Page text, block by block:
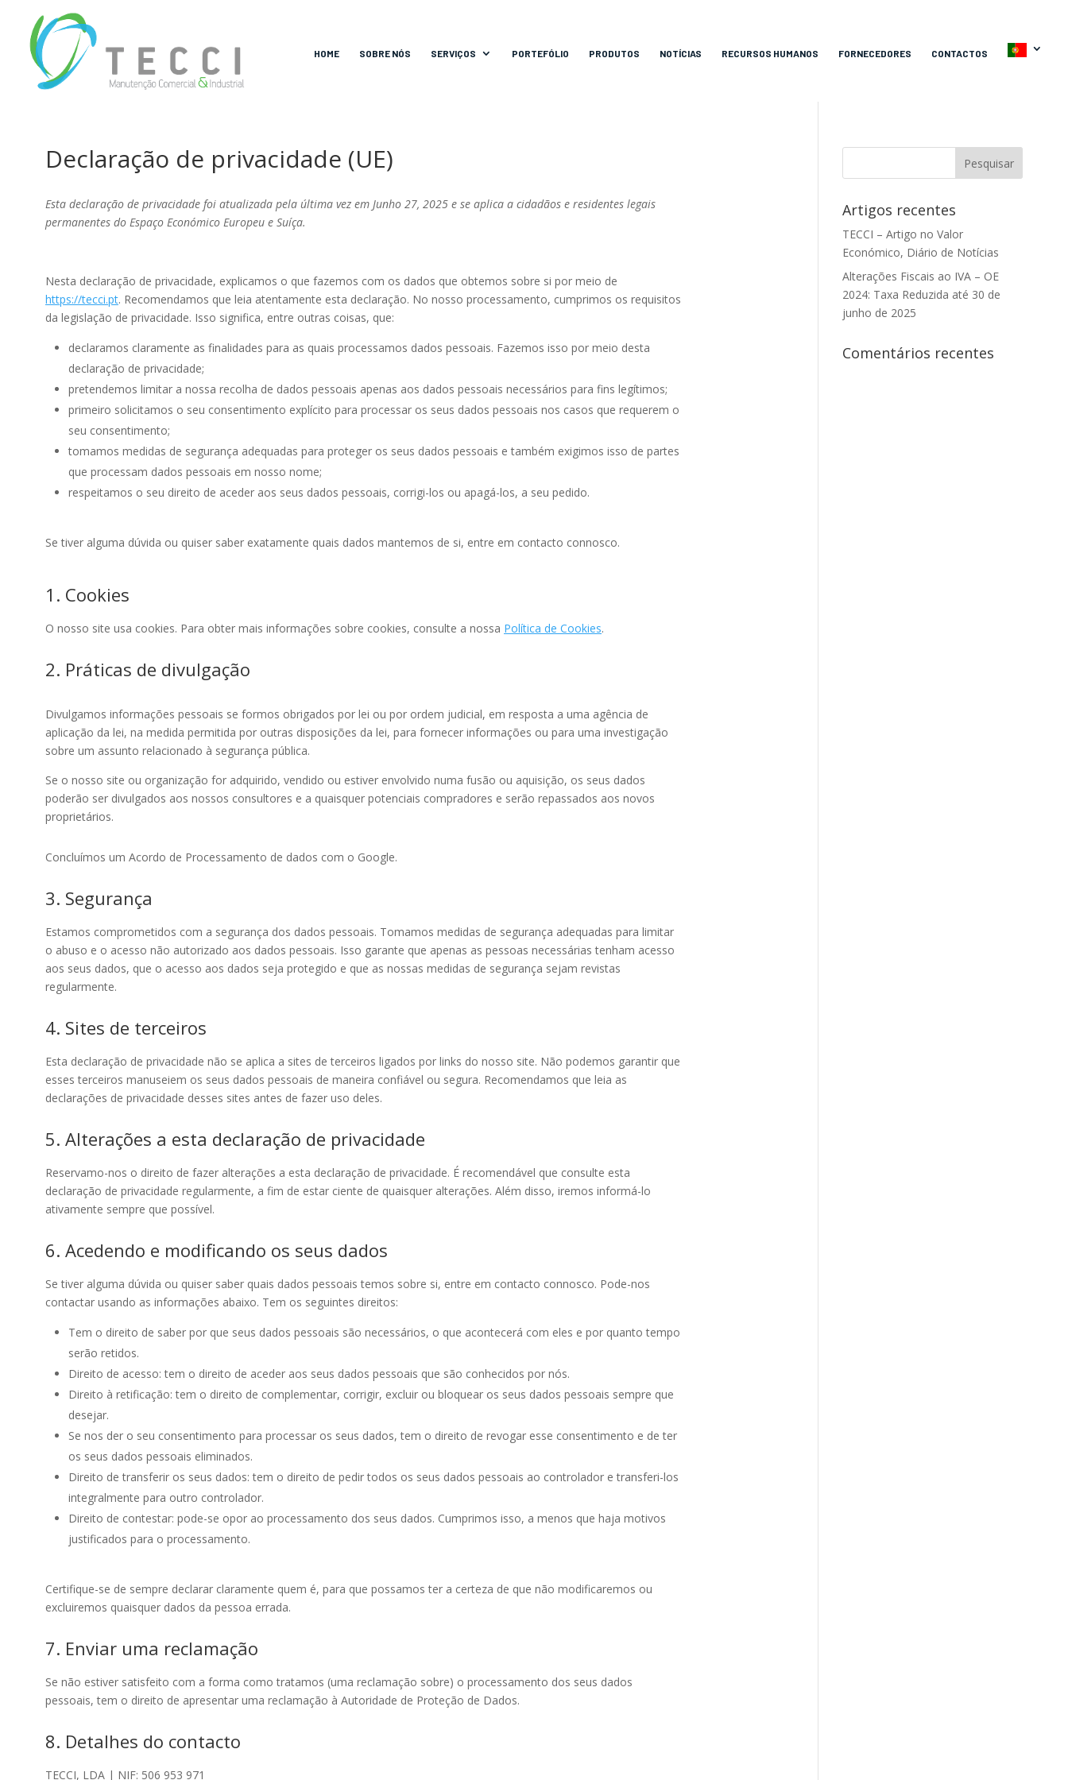
HOME SOBRE NÓS SERVIÇOS PORTEFÓLIO PRODUTOS NOTÍCIAS RECURSOS HUMANOS FORNECEDORES CONTACTOS
Declaração de privacidade (UE)
Esta declaração de privacidade foi atualizada pela última vez em Junho 27, 2025 e se aplica a cidadãos e residentes legais
permanentes do Espaço Económico Europeu e Suíça.
Nesta declaração de privacidade, explicamos o que fazemos com os dados que obtemos sobre si por meio de
https://tecci.pt. Recomendamos que leia atentamente esta declaração. No nosso processamento, cumprimos os requisitos
da legislação de privacidade. Isso significa, entre outras coisas, que:
declaramos claramente as finalidades para as quais processamos dados pessoais. Fazemos isso por meio desta
declaração de privacidade;
pretendemos limitar a nossa recolha de dados pessoais apenas aos dados pessoais necessários para fins legítimos;
primeiro solicitamos o seu consentimento explícito para processar os seus dados pessoais nos casos que requerem o
seu consentimento;
tomamos medidas de segurança adequadas para proteger os seus dados pessoais e também exigimos isso de partes
que processam dados pessoais em nosso nome;
respeitamos o seu direito de aceder aos seus dados pessoais, corrigi-los ou apagá-los, a seu pedido.
Se tiver alguma dúvida ou quiser saber exatamente quais dados mantemos de si, entre em contacto connosco.
1. Cookies
O nosso site usa cookies. Para obter mais informações sobre cookies, consulte a nossa Política de Cookies.
2. Práticas de divulgação
Divulgamos informações pessoais se formos obrigados por lei ou por ordem judicial, em resposta a uma agência de
aplicação da lei, na medida permitida por outras disposições da lei, para fornecer informações ou para uma investigação
sobre um assunto relacionado à segurança pública.
Se o nosso site ou organização for adquirido, vendido ou estiver envolvido numa fusão ou aquisição, os seus dados
poderão ser divulgados aos nossos consultores e a quaisquer potenciais compradores e serão repassados ​​aos novos
proprietários.
Concluímos um Acordo de Processamento de dados com o Google.
3. Segurança
Estamos comprometidos com a segurança dos dados pessoais. Tomamos medidas de segurança adequadas para limitar
o abuso e o acesso não autorizado aos dados pessoais. Isso garante que apenas as pessoas necessárias tenham acesso
aos seus dados, que o acesso aos dados seja protegido e que as nossas medidas de segurança sejam revistas
regularmente.
4. Sites de terceiros
Esta declaração de privacidade não se aplica a sites de terceiros ligados por links do nosso site. Não podemos garantir que
esses terceiros manuseiem os seus dados pessoais de maneira confiável ou segura. Recomendamos que leia as
declarações de privacidade desses sites antes de fazer uso deles.
5. Alterações a esta declaração de privacidade
Reservamo-nos o direito de fazer alterações a esta declaração de privacidade. É recomendável que consulte esta
declaração de privacidade regularmente, a fim de estar ciente de quaisquer alterações. Além disso, iremos informá-lo
ativamente sempre que possível.
6. Acedendo e modificando os seus dados
Se tiver alguma dúvida ou quiser saber quais dados pessoais temos sobre si, entre em contacto connosco. Pode-nos
contactar usando as informações abaixo. Tem os seguintes direitos:
Tem o direito de saber por que seus dados pessoais são necessários, o que acontecerá com eles e por quanto tempo
serão retidos.
Direito de acesso: tem o direito de aceder aos seus dados pessoais que são conhecidos por nós.
Direito à retificação: tem o direito de complementar, corrigir, excluir ou bloquear os seus dados pessoais sempre que
desejar.
Se nos der o seu consentimento para processar os seus dados, tem o direito de revogar esse consentimento e de ter
os seus dados pessoais eliminados.
Direito de transferir os seus dados: tem o direito de pedir todos os seus dados pessoais ao controlador e transferi-los
integralmente para outro controlador.
Direito de contestar: pode-se opor ao processamento dos seus dados. Cumprimos isso, a menos que haja motivos
justificados para o processamento.
Certifique-se de sempre declarar claramente quem é, para que possamos ter a certeza de que não modificaremos ou
excluiremos quaisquer dados da pessoa errada.
7. Enviar uma reclamação
Se não estiver satisfeito com a forma como tratamos (uma reclamação sobre) o processamento dos seus dados
pessoais, tem o direito de apresentar uma reclamação à Autoridade de Proteção de Dados.
8. Detalhes do contacto
TECCI, LDA | NIF: 506 953 971
Artigos recentes
TECCI – Artigo no Valor
Económico, Diário de Notícias
Alterações Fiscais ao IVA – OE
2024: Taxa Reduzida até 30 de
junho de 2025
Comentários recentes